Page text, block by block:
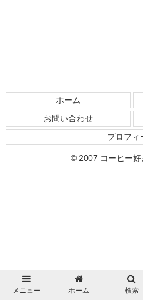
ホーム
お問い合わせ
プロフィ
© 2007 コーヒー好
メニュー ホーム 検索